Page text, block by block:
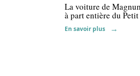
La voiture de
à part entière du
En savoir plus